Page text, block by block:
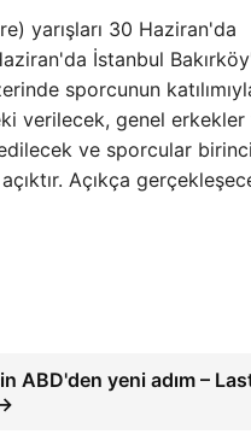
yarışları 30 Haziran'da
İstanbul
sporcunun
verilecek, genel erkekler
ve sporcular
Açıkça
ABD'den yeni adım –